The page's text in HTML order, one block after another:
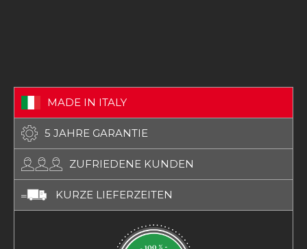
MADE IN ITALY
5 JAHRE GARANTIE
ZUFRIEDENE KUNDEN
KURZE LIEFERZEITEN